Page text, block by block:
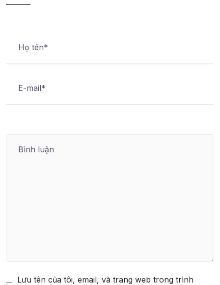
Lưu tên của tôi, email, và trang web trong trình